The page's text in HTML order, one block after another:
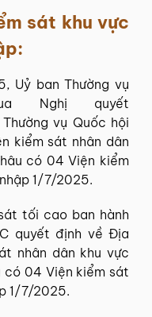
sát khu vực
Uỷ ban Thường vụ
Nghị quyết
vụ Quốc hội
kiểm sát nhân dân
có 04 Viện kiểm
1/7/2025.
tối cao ban hành
quyết định về Địa
nhân dân khu vực
có 04 Viện kiểm sát
1/7/2025.